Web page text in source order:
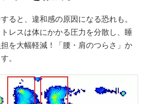
ると、違和感の原因になる恐れも。
レスは体にかかる圧力を分散し、睡
を大幅軽減！「腰・肩のつらさ」か
。